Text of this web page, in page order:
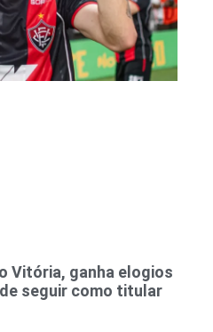
Vitória, ganha elogios
seguir como titular